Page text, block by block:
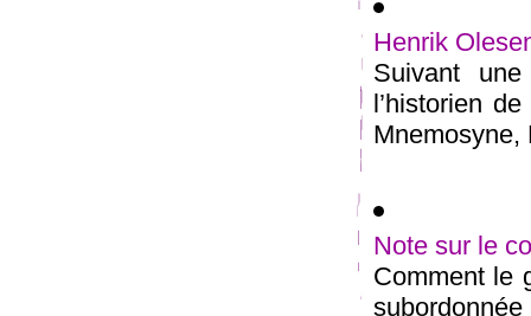
Henrik
Suivant
l’historien
Mnemosyne,
Note sur le
Comment le